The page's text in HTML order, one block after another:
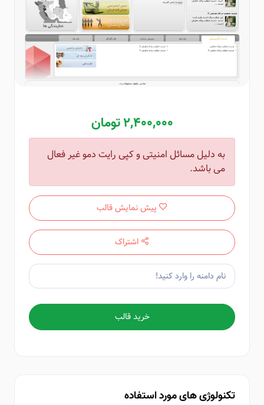
2,400,000 تومان
به دلیل مسائل امنیتی و کپی رایت دمو غیر فعال
می باشد.
پیش نمایش قالب
اشتراک
خرید قالب
تکنولوژی های مورد استفاده